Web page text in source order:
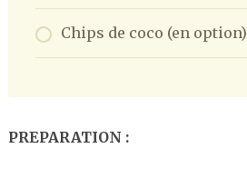
Chips de coco (en option)
PREPARATION :